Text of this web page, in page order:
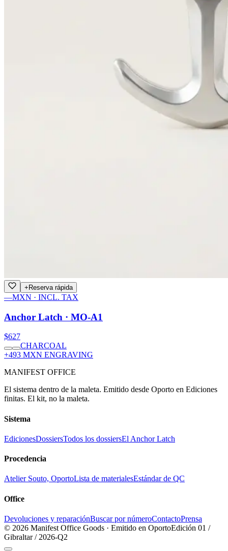
+ Reserva rápida
—MXN · INCL. TAX
Anchor Latch · MO-A1
$627
CHARCOAL
+493 MXN ENGRAVING
MANIFEST OFFICE
El sistema dentro de la maleta. Emitido desde Oporto en Ediciones
finitas. El kit, no la maleta.
Sistema
EdicionesDossiersTodos los dossiersEl Anchor Latch
Procedencia
Atelier Souto, OportoLista de materialesEstándar de QC
Office
Devoluciones y reparaciónBuscar por númeroContactoPrensa
© 2026 Manifest Office Goods · Emitido en OportoEdición 01 /
Gibraltar / 2026-Q2